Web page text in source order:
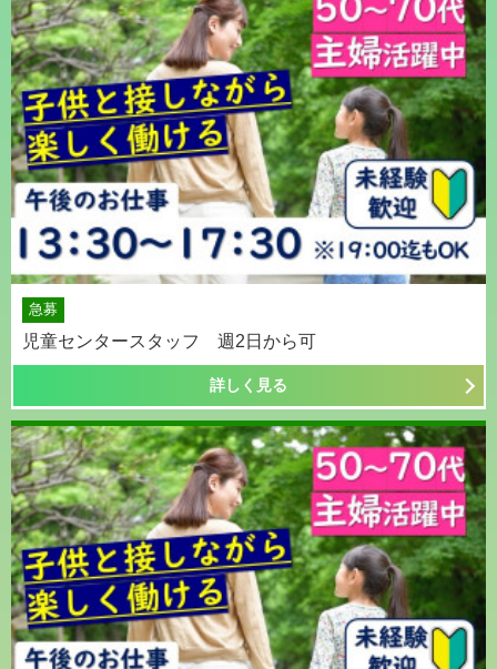
急募
児童センタースタッフ 週2日から可
詳しく見る